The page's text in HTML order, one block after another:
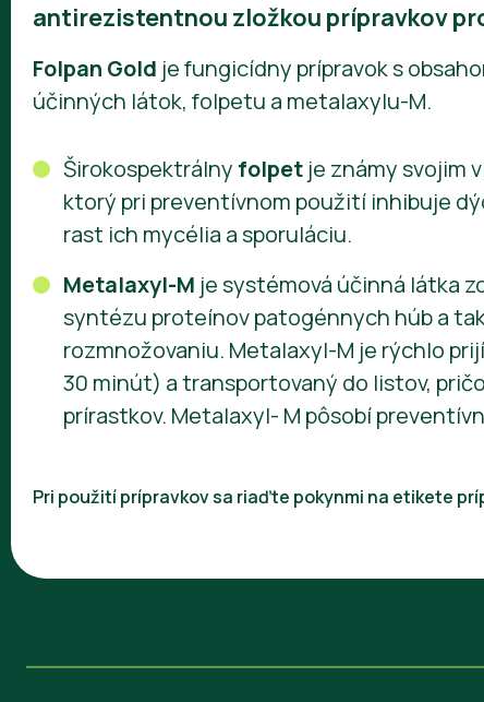
antirezistentnou zložkou prípravkov
Folpan Gold je fungicídny prípravok s
účinných látok, folpetu a metalaxylu-M.
Širokospektrálny folpet je známy svojim
ktorý pri preventívnom použití inhibuje
rast ich mycélia a sporuláciu.
Metalaxyl-M je systémová účinná látka
syntézu proteínov patogénnych húb a
rozmnožovaniu. Metalaxyl-M je rýchlo
30 minút) a transportovaný do listov,
prírastkov. Metalaxyl- M pôsobí
Pri použití prípravkov sa riaďte pokynmi na etikete